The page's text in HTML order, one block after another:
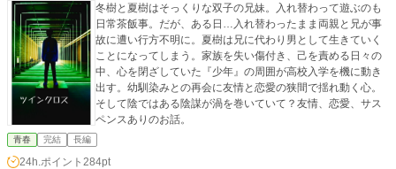
が・・・・・・
冬樹と夏樹はそっくりな双子の兄妹。入れ替わって遊ぶのも
日常茶飯事。だが、ある日…入れ替わったまま両親と兄が事
故に遭い行方不明に。夏樹は兄に代わり男として生きていく
ことになってしまう。家族を失い傷付き、己を責める日々の
中、心を閉ざしていた『少年』の周囲が高校入学を機に動き
出す。幼馴染みとの再会に友情と恋愛の狭間で揺れ動く心。
そして陰ではある陰謀が渦を巻いていて？友情、恋愛、サス
ペンスありのお話。
青春 完結 長編
24h.ポイント 284pt